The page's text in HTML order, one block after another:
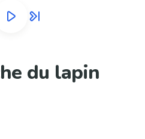
du lapin